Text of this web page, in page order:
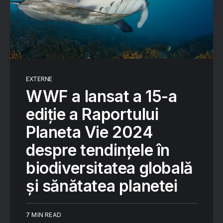
EXTERNE
WWF a lansat a 15-a
ediție a Raportului
Planeta Vie 2024
despre tendințele în
biodiversitatea globală
și sănătatea planetei
7 MIN READ